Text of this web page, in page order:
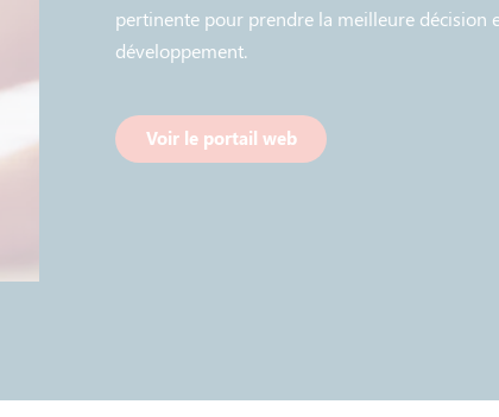
pertinente pour prendre la meilleure décision
développement.
Voir le portail web